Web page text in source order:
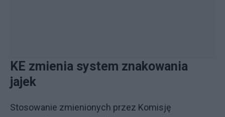
KE zmienia system znakowania
jajek
Stosowanie zmienionych przez Komisję